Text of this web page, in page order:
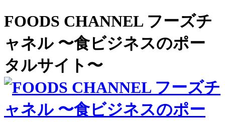
FOODS CHANNEL フーズチ
ャネル 〜食ビジネスのポー
タルサイト〜